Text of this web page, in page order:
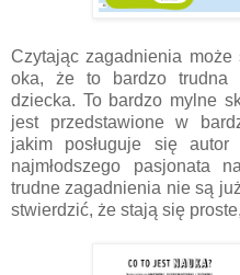
Czytając zagadnienia
oka, że to bardzo trudna
dziecka. To bardzo mylne
jest przedstawione w
jakim posługuje się
najmłodszego pasjonata
trudne zagadnienia nie są
stwierdzić, że stają się